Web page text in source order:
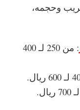
وحجمه،
: من 250 لـ 400